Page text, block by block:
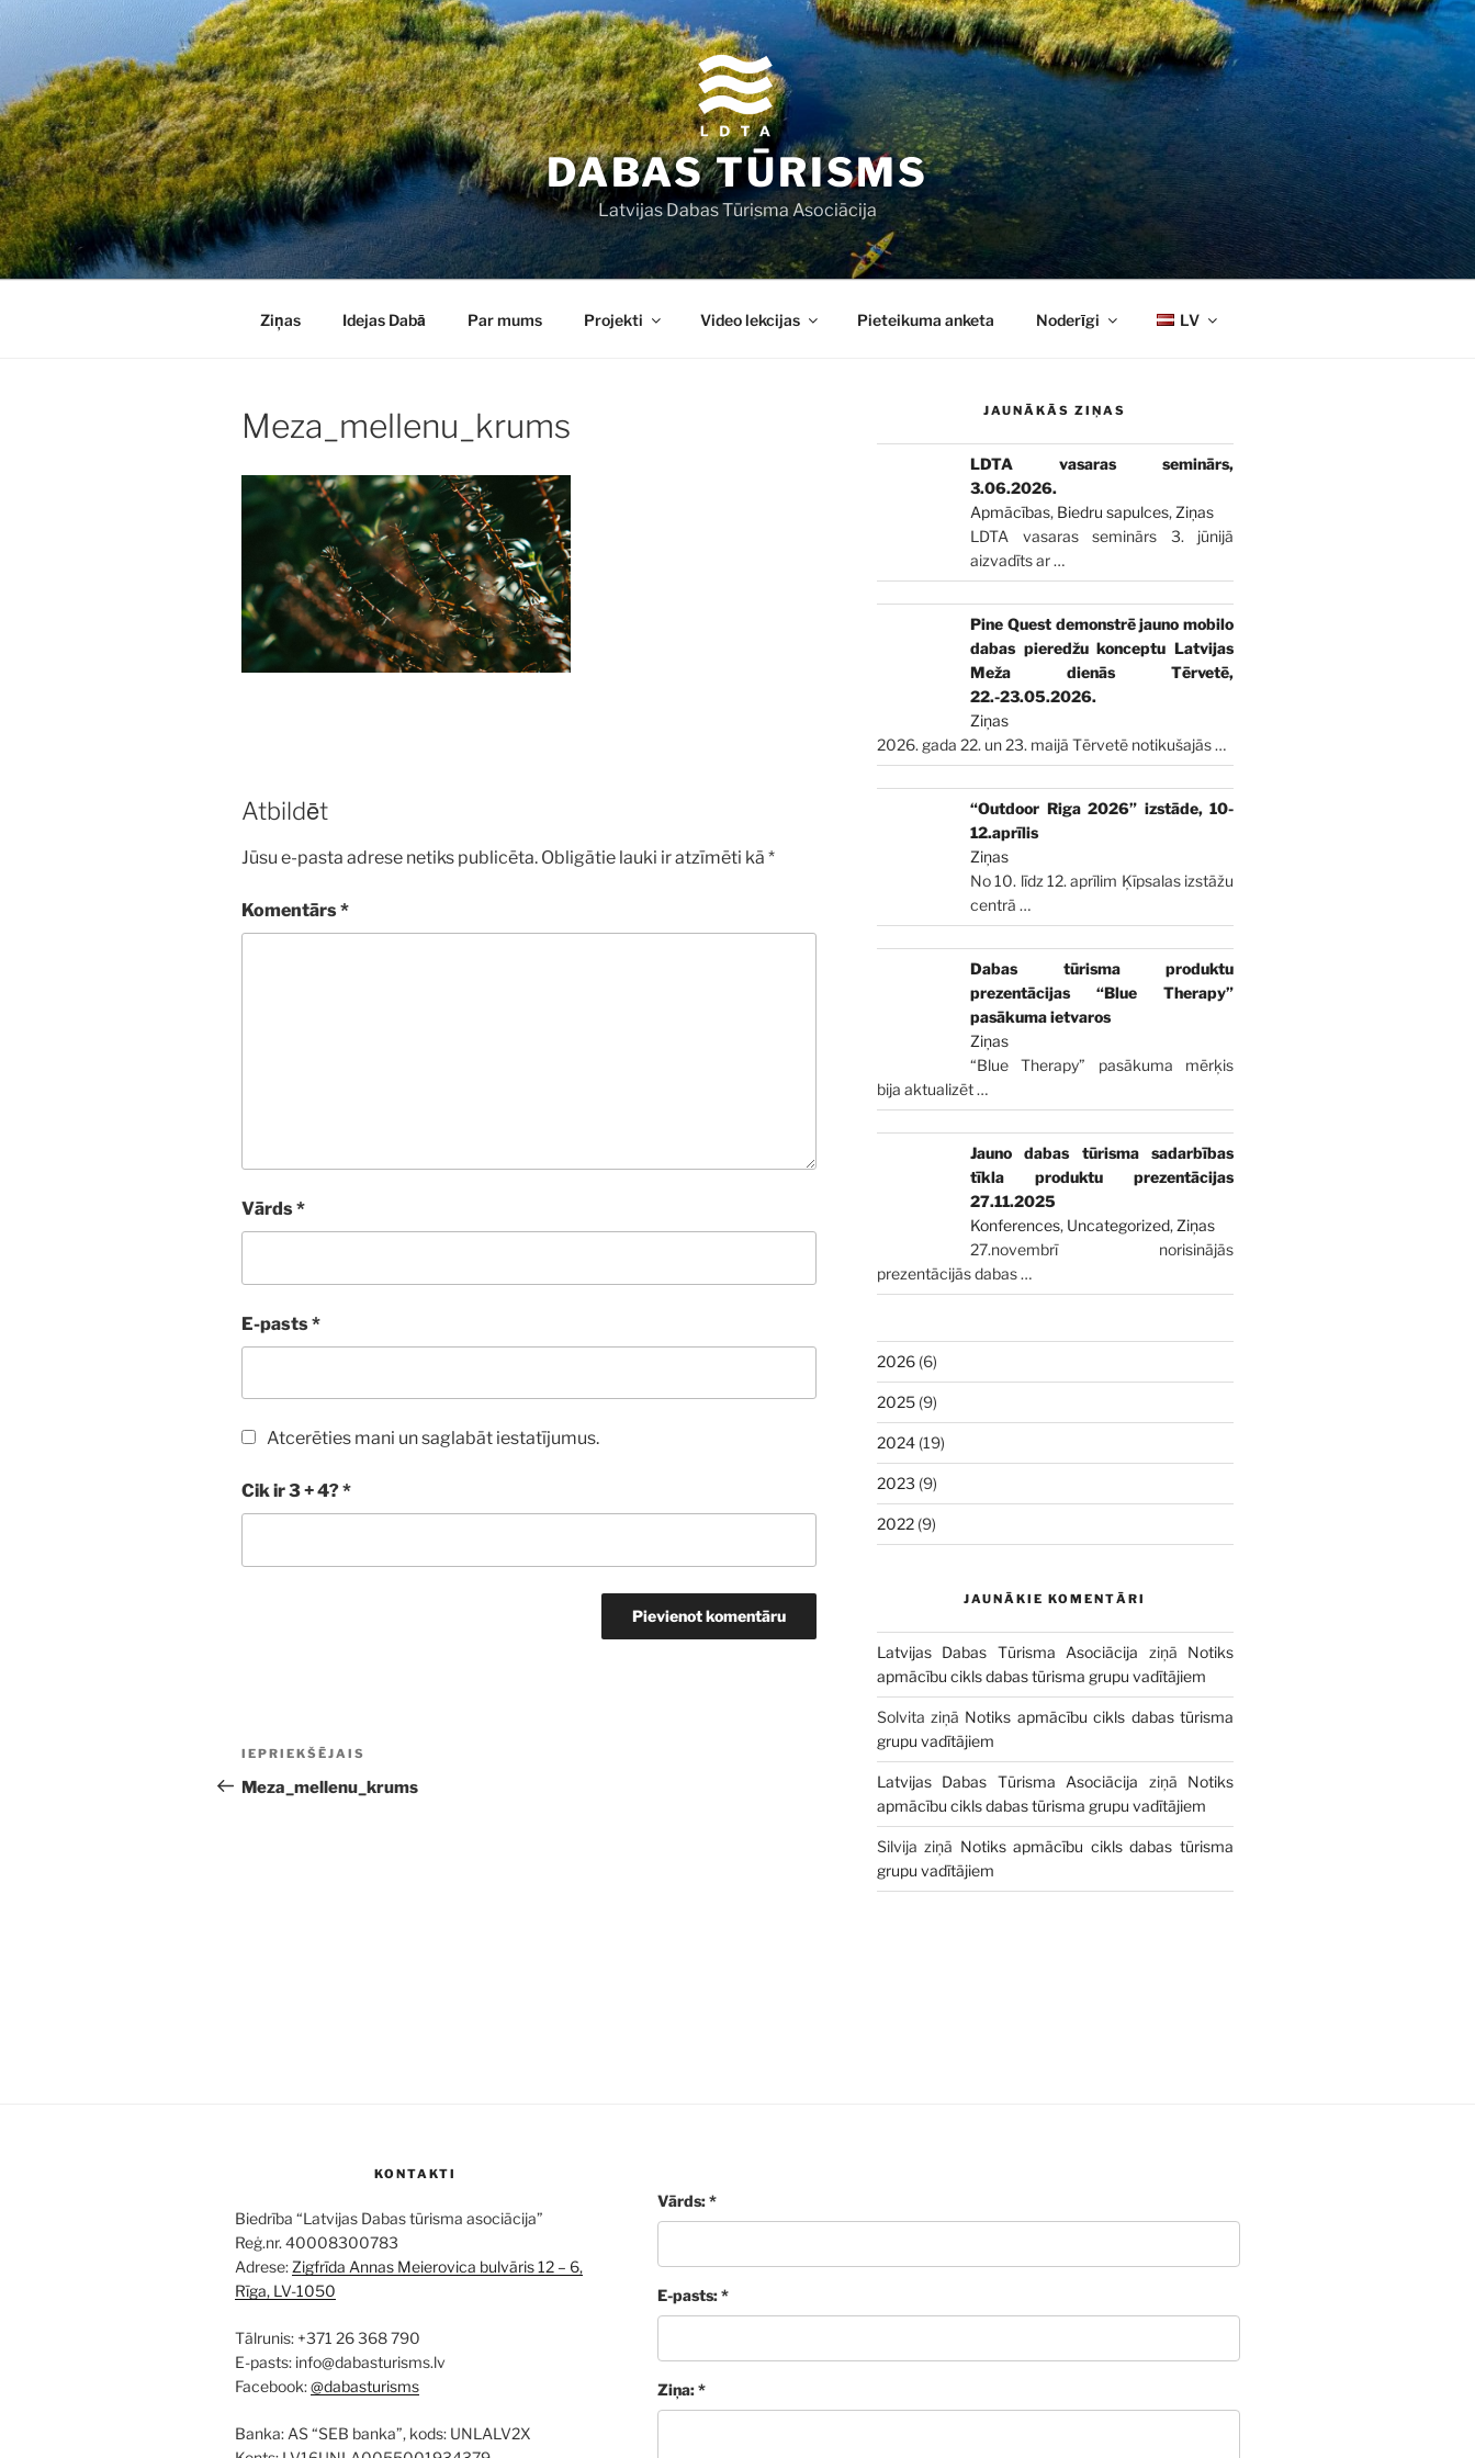
Doties
DABAS TŪRISMS
Latvijas Dabas Tūrisma Asociācija
Ziņas Idejas Dabā Par mums Projekti Video lekcijas Pieteikuma anketa Noderīgi LV
Meza_mellenu_krums
Atbildēt
Jūsu e-pasta adrese netiks publicēta. Obligātie lauki ir atzīmēti kā *
Komentārs*
Vārds*
E-pasts*
Atcerēties mani un saglabāt iestatījumus.
Cik ir 3 + 4?*
Ziņu
izvēlne
Iepriekšējā
ziņa:
IEPRIEKŠĒJAIS
Meza_mellenu_krums
JAUNĀKĀS ZIŅAS
LDTA vasaras seminārs,
3.06.2026.
Apmācības, Biedru sapulces, Ziņas
LDTA vasaras seminārs 3. jūnijā
aizvadīts ar…
Pine Quest demonstrē jauno mobilo
dabas pieredžu konceptu Latvijas
Meža dienās Tērvetē,
22.-23.05.2026.
Ziņas
2026. gada 22. un 23. maijā Tērvetē notikušajās…
“Outdoor Riga 2026” izstāde, 10-
12.aprīlis
Ziņas
No 10. līdz 12. aprīlim Ķīpsalas izstāžu
centrā…
Dabas tūrisma produktu
prezentācijas “Blue Therapy”
pasākuma ietvaros
Ziņas
“Blue Therapy” pasākuma mērķis
bija aktualizēt…
Jauno dabas tūrisma sadarbības
tīkla produktu prezentācijas
27.11.2025
Konferences, Uncategorized, Ziņas
27.novembrī norisinājās
prezentācijās dabas…
2026(6)
2025(9)
2024(19)
2023 (9)
2022(9)
JAUNĀKIE KOMENTĀRI
Latvijas Dabas Tūrisma Asociācija ziņā Notiks
apmācību cikls dabas tūrisma grupu vadītājiem
Solvita ziņā Notiks apmācību cikls dabas tūrisma
grupu vadītājiem
Latvijas Dabas Tūrisma Asociācija ziņā Notiks
apmācību cikls dabas tūrisma grupu vadītājiem
Silvija ziņā Notiks apmācību cikls dabas tūrisma
grupu vadītājiem
KONTAKTI
Biedrība “Latvijas Dabas tūrisma asociācija”
Reģ.nr. 40008300783
Adrese: Zigfrīda Annas Meierovica bulvāris 12 – 6,
Rīga, LV-1050
Tālrunis: +371 26 368 790
E-pasts: info@dabasturisms.lv
Facebook:@dabasturisms
Banka: AS “SEB banka”, kods: UNLALV2X
Vārds: *
E-pasts: *
Ziņa: *